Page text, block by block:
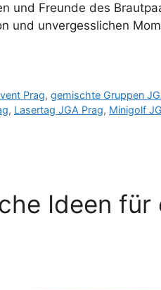
und Freunde des
und unvergesslichen
Prag,gemischte Gruppen
, Lasertag JGA Prag, Minigolf
Ideen für